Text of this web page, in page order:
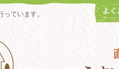
ています。